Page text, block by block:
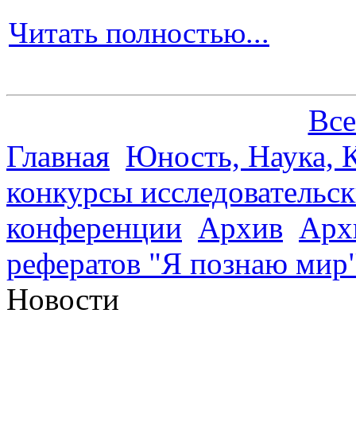
Читать полностью...
Главная Юность, Наука,
конкурсы
конференции Архив
рефератов "Я познаю
Новости